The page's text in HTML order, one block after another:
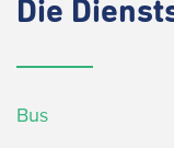
Die
Bus